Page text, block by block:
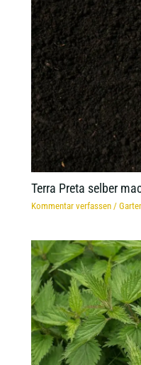
Terra Preta selber
Kommentar verfassen /